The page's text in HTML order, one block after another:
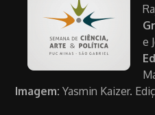
e
Imagem: Yasmin Kaizer.